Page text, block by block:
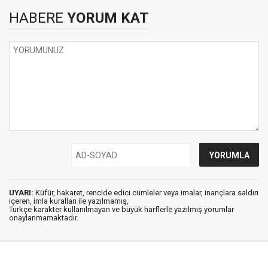
HABERE YORUM KAT
UYARI: Küfür, hakaret, rencide edici cümleler veya imalar, inançlara saldırı
içeren, imla kuralları ile yazılmamış,
Türkçe karakter kullanılmayan ve büyük harflerle yazılmış yorumlar
onaylanmamaktadır.